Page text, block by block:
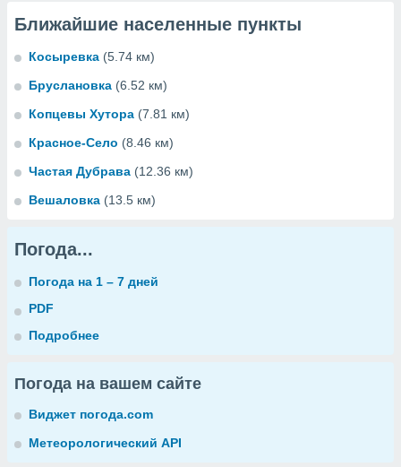
Ближайшие населенные пункты
Косыревка (5.74 км)
Бруслановка (6.52 км)
Копцевы Хутора (7.81 км)
Красное-Село (8.46 км)
Частая Дубрава (12.36 км)
Вешаловка (13.5 км)
Погода...
Погода на 1 – 7 дней
PDF
Подробнее
Погода на вашем сайте
Виджет погода.com
Метеорологический API